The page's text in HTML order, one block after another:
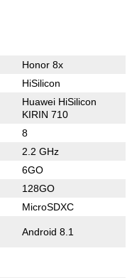
Honor 8x
HiSilicon
Huawei HiSilicon
KIRIN 710
8
2.2 GHz
6GO
128GO
MicroSDXC
Android 8.1